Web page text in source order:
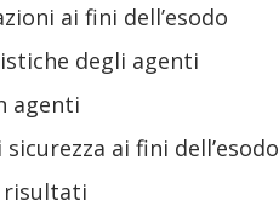
ai fini dell’esodo
degli agenti
agenti
ai fini dell’esodo
risultati